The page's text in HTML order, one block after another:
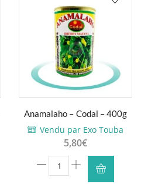
Anamalaho – Codal – 400g
Vendu par Exo Touba
5,80€
quantité
de